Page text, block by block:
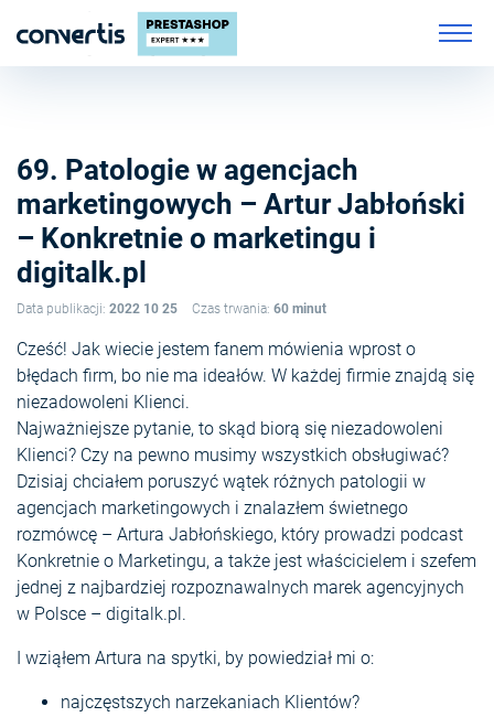
69. Patologie w agencjach
marketingowych – Artur Jabłoński
– Konkretnie o marketingu i
digitalk.pl
Data publikacji: 2022 10 25 Czas trwania: 60 minut
Cześć! Jak wiecie jestem fanem mówienia wprost o
błędach firm, bo nie ma ideałów. W każdej firmie znajdą się
niezadowoleni Klienci.
Najważniejsze pytanie, to skąd biorą się niezadowoleni
Klienci? Czy na pewno musimy wszystkich obsługiwać?
Dzisiaj chciałem poruszyć wątek różnych patologii w
agencjach marketingowych i znalazłem świetnego
rozmówcę – Artura Jabłońskiego, który prowadzi podcast
Konkretnie o Marketingu, a także jest właścicielem i szefem
jednej z najbardziej rozpoznawalnych marek agencyjnych
w Polsce – digitalk.pl.
I wziąłem Artura na spytki, by powiedział mi o:
najczęstszych narzekaniach Klientów?